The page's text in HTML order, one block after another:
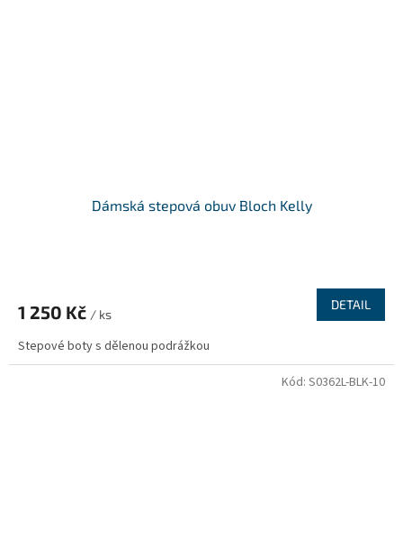
Dámská stepová obuv Bloch Kelly
1 250 Kč / ks
DETAIL
Stepové boty s dělenou podrážkou
Kód: S0362L-BLK-10